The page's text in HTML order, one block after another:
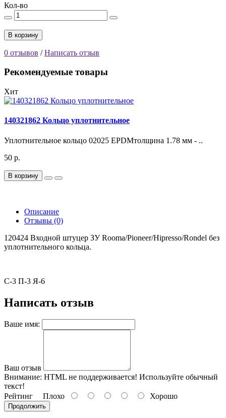
Кол-во
В корзину
0 отзывов /Написать отзыв
Рекомендуемые товары
Хит
140321862 Кольцо уплотнительное
Уплотнительное кольцо 02025 EPDMтолщина 1.78 мм - ..
50 р.
В корзину
Описание
Отзывы (0)
120424 Входной штуцер ЗУ Rooma/Pioneer/Hipresso/Rondel без
уплотнительного кольца.
С-3 П-3 Я-6
Написать отзыв
Ваше имя:
Ваш отзыв
Внимание: HTML не поддерживается! Используйте обычный
текст!
Рейтинг Плохо Хорошо
Продолжить